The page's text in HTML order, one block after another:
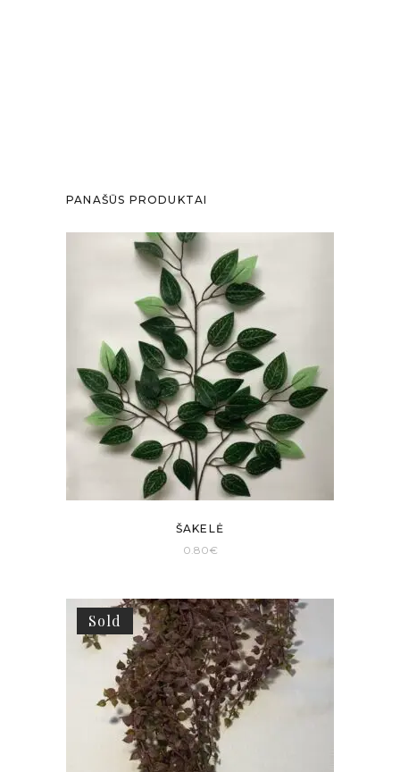
PANAŠŪS PRODUKTAI
ŠAKELĖ
0.80€
Sold